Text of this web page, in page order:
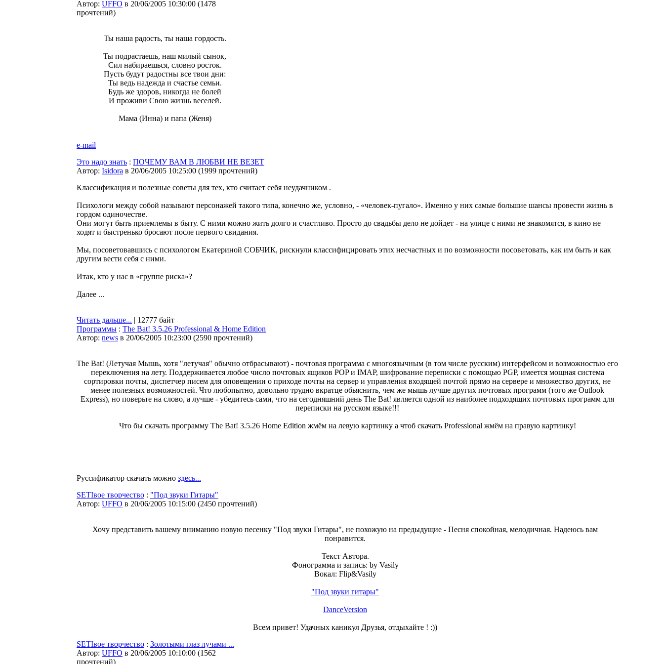
Автор: UFFO в 20/06/2005 10:30:00 (1478
прочтений)
Ты наша радость, ты наша гордость.
Ты подрастаешь, наш милый сынок,
Сил набираешься, словно росток.
Пусть будут радостны все твои дни:
Ты ведь надежда и счастье семьи.
Будь же здоров, никогда не болей
И проживи Свою жизнь веселей.
Мама (Инна) и папа (Женя)
e-mail
Это надо знать : ПОЧЕМУ ВАМ В ЛЮБВИ НЕ ВЕЗЕТ
Автор: Isidora в 20/06/2005 10:25:00 (1999 прочтений)
Классификация и полезные советы для тех, кто считает себя неудачником .
Психологи между собой называют персонажей такого типа, конечно же, условно, - «человек-пугало». Именно у них самые большие шансы провести жизнь в
гордом одиночестве.
Они могут быть приемлемы в быту. С ними можно жить долго и счастливо. Просто до свадьбы дело не дойдет - на улице с ними не знакомятся, в кино не
ходят и быстренько бросают после первого свидания.
Мы, посоветовавшись с психологом Екатериной СОБЧИК, рискнули классифицировать этих несчастных и по возможности посоветовать, как им быть и как
другим вести себя с ними.
Итак, кто у нас в «группе риска»?
Далее ...
Читать дальше... | 12777 байт
Программы : The Bat! 3.5.26 Professional & Home Edition
Автор: news в 20/06/2005 10:23:00 (2590 прочтений)
The Bat! (Летучая Мышь, хотя "летучая" обычно отбрасывают) - почтовая программа с многоязычным (в том числе русским) интерфейсом и возможностью его
переключения на лету. Поддерживается любое число почтовых ящиков POP и IMAP, шифрование переписки с помощью PGP, имеется мощная система
сортировки почты, диспетчер писем для оповещении о приходе почты на сервер и управления входящей почтой прямо на сервере и множество других, не
менее полезных возможностей. Что любопытно, довольно трудно вкратце обьяснить, чем же мышь лучше других почтовых программ (того же Outlook
Express), но поверьте на слово, а лучше - убедитесь сами, что на сегодняшний день The Bat! является одной из наиболее подходящих почтовых программ для
переписки на русском языке!!!
Что бы скачать программу The Bat! 3.5.26 Home Edition жмём на левую картинку а чтоб скачать Professional жмём на правую картинку!
Руссификатор скачать можно здесь...
SETIвое творчество : "Под звуки Гитары"
Автор: UFFO в 20/06/2005 10:15:00 (2450 прочтений)
Хочу представить вашему вниманию новую песенку "Под звуки Гитары", не похожую на предыдущие - Песня спокойная, мелодичная. Надеюсь вам
понравится.
Текст Автора.
Фонограмма и запись: by Vasily
Вокал: Flip&Vasily
"Под звуки гитары"
DanceVersion
Всем привет! Удачных каникул Друзья, отдыхайте ! :))
SETIвое творчество : Золотыми глаз лучами ...
Автор: UFFO в 20/06/2005 10:10:00 (1562
прочтений)